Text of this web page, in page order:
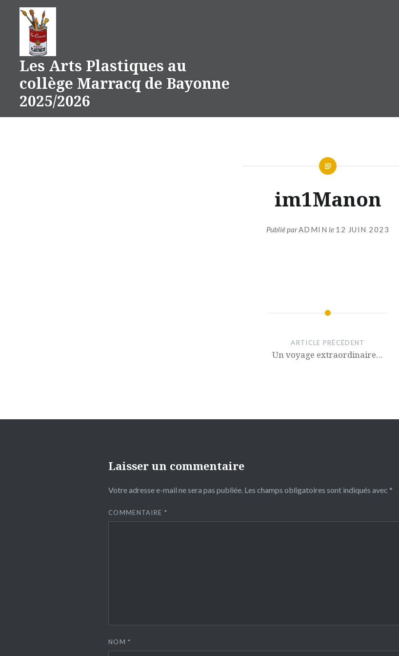
Les Arts Plastiques au
collège Marracq de Bayonne
2025/2026
im1Manon
Publié parADMIN le 12 JUIN 2023
ARTICLE PRÉCÉDENT
Un voyage extraordinaire…
Laisser un commentaire
Votre adresse e-mail ne sera pas publiée. Les champs obligatoires sont indiqués avec *
COMMENTAIRE *
NOM*